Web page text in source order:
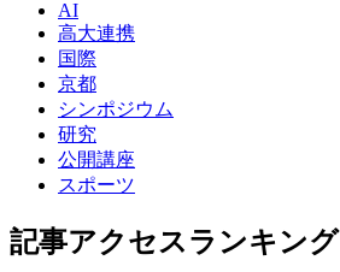
AI
高大連携
国際
京都
シンポジウム
研究
公開講座
スポーツ
記事アクセスランキング